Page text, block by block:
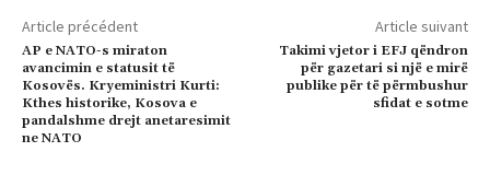
Article précédent
AP e NATO-s miraton
avancimin e statusit të
Kosovës. Kryeministri Kurti:
Kthes historike, Kosova e
pandalshme drejt anetaresimit
ne NATO
Article suivant
Takimi vjetor i EFJ qëndron
për gazetari si një e mirë
publike për të përmbushur
sfidat e sotme